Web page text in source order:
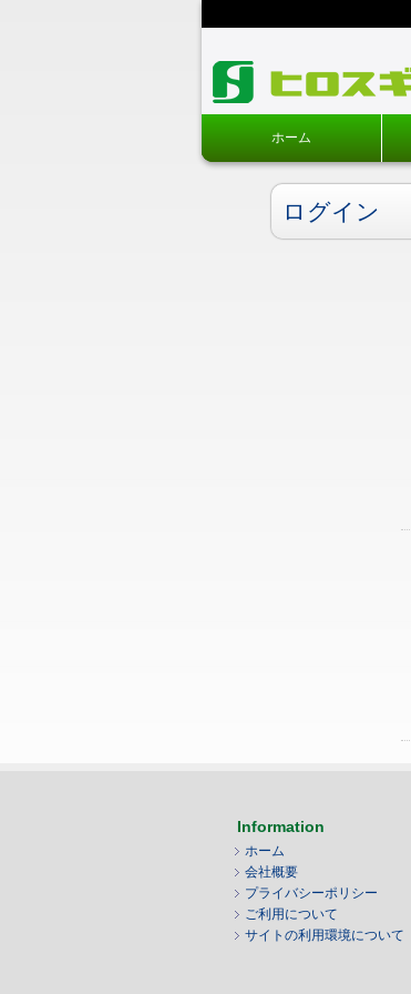
ホーム
ログイン
Information
ホーム
会社概要
プライバシーポリシー
ご利用について
サイトの利用環境について